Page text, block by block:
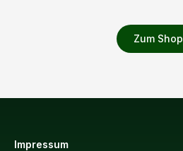
Zum Shop
Impressum